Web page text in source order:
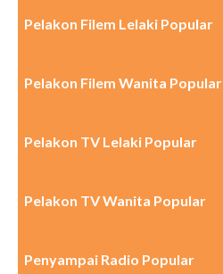
Pelakon Filem Lelaki Popular
Pelakon Filem Wanita Popular
Pelakon TV Lelaki Popular
Pelakon TV Wanita Popular
Penyampai Radio Popular